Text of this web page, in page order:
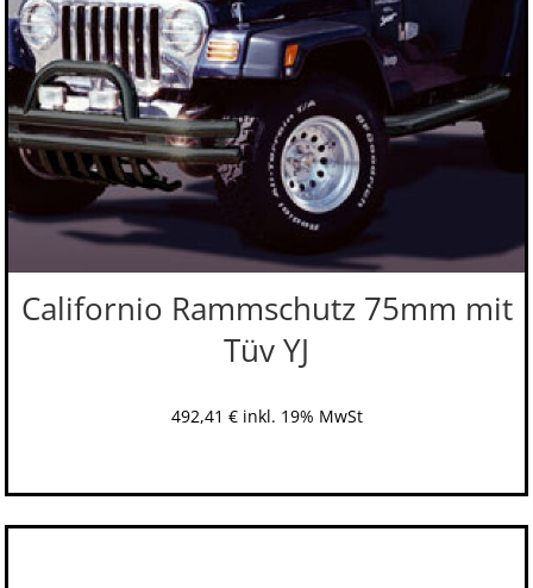
Californio Rammschutz 75mm mit
Tüv YJ
492,41 € inkl. 19% MwSt